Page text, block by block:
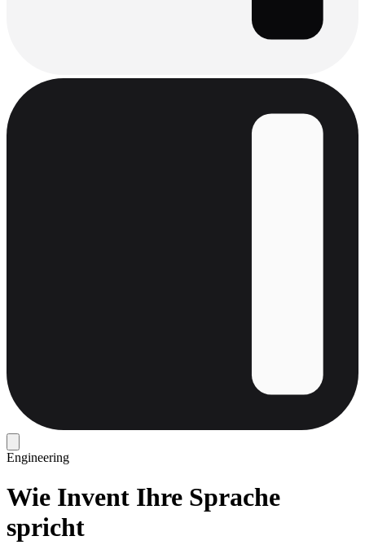
Engineering
Wie Invent Ihre Sprache
spricht